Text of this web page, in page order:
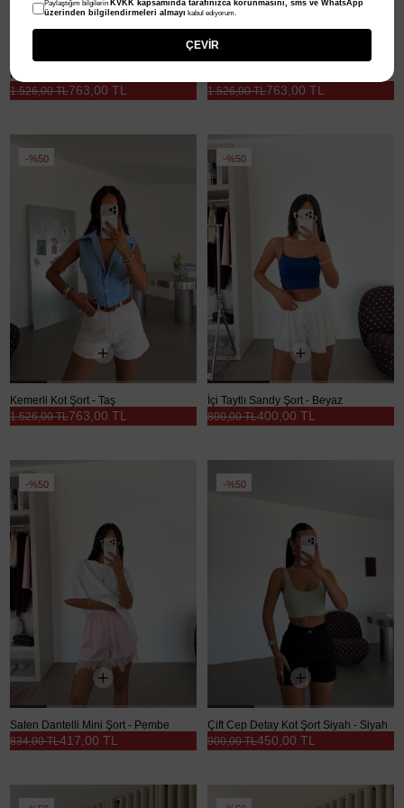
Kemerli Kot Şort - Mavi
763,00 TL
1.526,00 TL 763,00 TL
1.526,00 TL
%50
Kemerli Kot Şort - Taş
763,00 TL
1.526,00 TL
%50
İçi Taytlı Sandy Şort - Beyaz
400,00 TL
800,00 TL
%50
Saten Dantelli Mini Şort - Pembe
417,00 TL
834,00 TL
%50
Çift Cep Detay Kot Şort Siyah - Siyah
450,00 TL
900,00 TL
Paylaştığım bilgilerin KVKK kapsamında tarafınızca korunmasını, sms ve WhatsApp
üzerinden bilgilendirmeleri almayı kabul ediyorum.
ÇEVİR